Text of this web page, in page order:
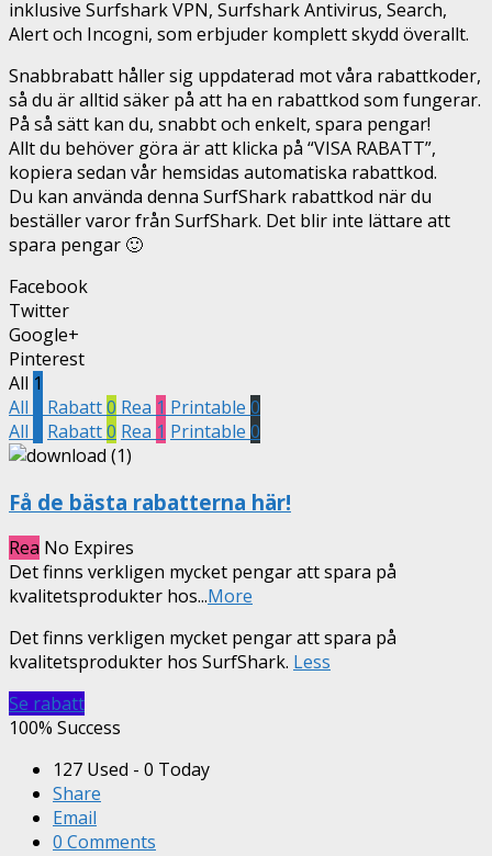
inklusive Surfshark VPN, Surfshark Antivirus, Search,
Alert och Incogni, som erbjuder komplett skydd överallt.
Snabbrabatt håller sig uppdaterad mot våra rabattkoder,
så du är alltid säker på att ha en rabattkod som fungerar.
På så sätt kan du, snabbt och enkelt, spara pengar!
Allt du behöver göra är att klicka på “VISA RABATT”,
kopiera sedan vår hemsidas automatiska rabattkod.
Du kan använda denna SurfShark rabattkod när du
beställer varor från SurfShark. Det blir inte lättare att
spara pengar 🙂
Facebook
Twitter
Google+
Pinterest
All 1
All
Rabatt0 Rea 1 Printable 0
All
Rabatt0 Rea 1 Printable 0
Få de bästa rabatterna här!
Rea No Expires
Det finns verkligen mycket pengar att spara på
kvalitetsprodukter hos...More
Det finns verkligen mycket pengar att spara på
kvalitetsprodukter hos SurfShark. Less
Se rabatt
100% Success
127 Used - 0 Today
Share
Email
0 Comments